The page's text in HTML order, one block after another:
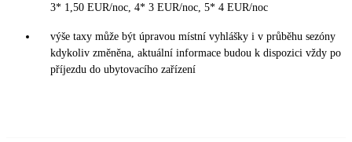
3* 1,50 EUR/noc, 4* 3 EUR/noc, 5* 4 EUR/noc
výše taxy může být úpravou místní vyhlášky i v průběhu sezóny
kdykoliv změněna, aktuální informace budou k dispozici vždy po
příjezdu do ubytovacího zařízení